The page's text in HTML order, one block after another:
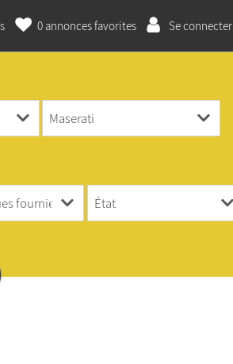
0annonces favorites Se connecter